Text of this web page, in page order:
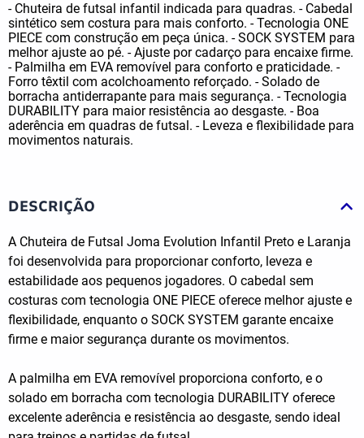
- Chuteira de futsal infantil indicada para quadras. - Cabedal
sintético sem costura para mais conforto. - Tecnologia ONE
PIECE com construção em peça única. - SOCK SYSTEM para
melhor ajuste ao pé. - Ajuste por cadarço para encaixe firme.
- Palmilha em EVA removível para conforto e praticidade. -
Forro têxtil com acolchoamento reforçado. - Solado de
borracha antiderrapante para mais segurança. - Tecnologia
DURABILITY para maior resistência ao desgaste. - Boa
aderência em quadras de futsal. - Leveza e flexibilidade para
movimentos naturais.
DESCRIÇÃO
A Chuteira de Futsal Joma Evolution Infantil Preto e Laranja
foi desenvolvida para proporcionar conforto, leveza e
estabilidade aos pequenos jogadores. O cabedal sem
costuras com tecnologia ONE PIECE oferece melhor ajuste e
flexibilidade, enquanto o SOCK SYSTEM garante encaixe
firme e maior segurança durante os movimentos.
A palmilha em EVA removível proporciona conforto, e o
solado em borracha com tecnologia DURABILITY oferece
excelente aderência e resistência ao desgaste, sendo ideal